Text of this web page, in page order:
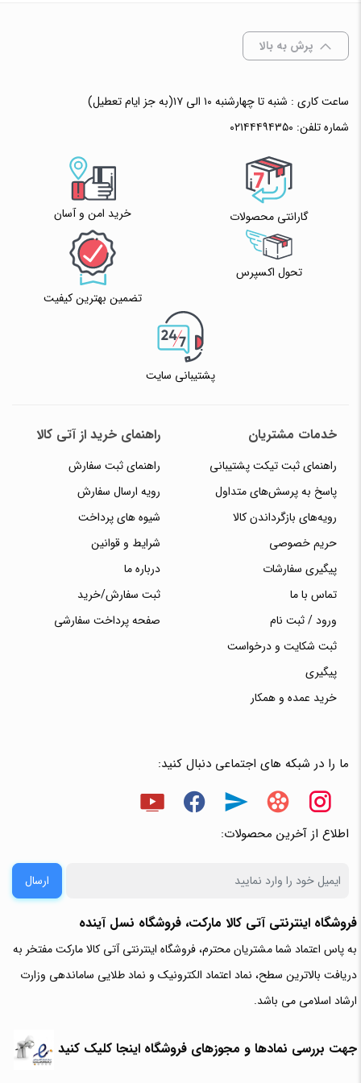
پرش به بالا
ساعت کاری : شنبه تا چهارشنبه ۱۰ الی ۱۷(به جز ایام تعطیل)
شماره تلفن: ۰۲۱۴۴۴۹۴۳۵۰
گارانتی محصولات خرید امن و آسان
تحول اکسپرس
تضمین بهترین کیفیت
پشتیبانی سایت
خدمات مشتریان
راهنمای ثبت تیکت پشتیبانی
پاسخ به پرسش‌های متداول
رویه‌های بازگرداندن کالا
حریم خصوصی
پیگیری سفارشات
تماس با ما
ورود / ثبت نام
ثبت شکایت و درخواست
پیگیری
خرید عمده و همکار
راهنمای خرید از آتی کالا
راهنمای ثبت سفارش
رویه ارسال سفارش
شیوه های پرداخت
شرایط و قوانین
درباره ما
ثبت سفارش/خرید
صفحه پرداخت سفارشی
ما را در شبکه های اجتماعی دنبال کنید:
اطلاع از آخرین محصولات:
ارسال
فروشگاه اینترنتی آتی‌ کالا مارکت، فروشگاه نسل آینده
به پاس اعتماد شما مشتریان محترم، فروشگاه اینترنتی آتی کالا مارکت مفتخر به
دریافت بالاترین سطح، نماد اعتماد الکترونیک و نماد طلایی ساماندهی وزارت
ارشاد اسلامی می باشد.
جهت بررسی نمادها و مجوزهای فروشگاه اینجا کلیک کنید